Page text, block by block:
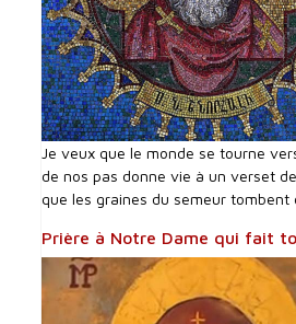
Je veux que le monde se tourne
de nos pas donne vie à un verset
que les graines du semeur tombent
Prière à Notre Dame qui fait